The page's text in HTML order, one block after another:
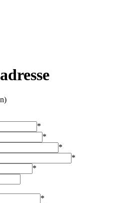
*
*
*
*
*
*